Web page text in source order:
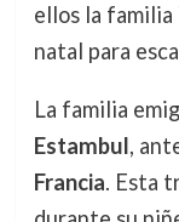
ellos la familia
natal para
La familia
Estambul,
Francia. Esta